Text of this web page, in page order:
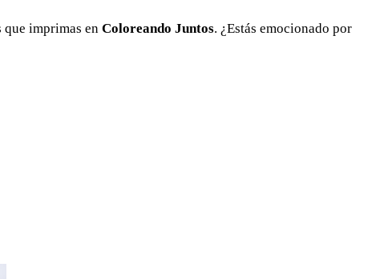
imprimas en Coloreando Juntos. ¿Estás emocionado por